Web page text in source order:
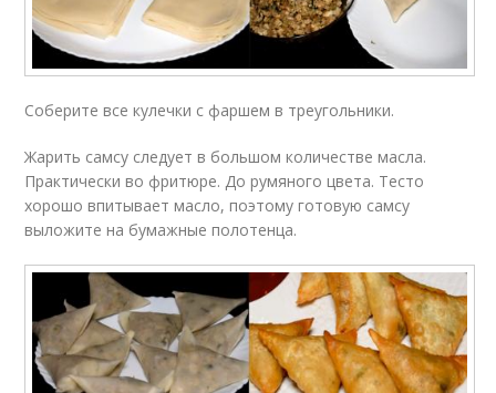
Соберите все кулечки с фаршем в треугольники.
Жарить самсу следует в большом количестве масла.
Практически во фритюре. До румяного цвета. Тесто
хорошо впитывает масло, поэтому готовую самсу
выложите на бумажные полотенца.